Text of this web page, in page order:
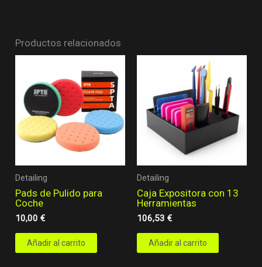
Productos relacionados
Detailing
Pads de Pulido para
Coche
10,00€
Añadir al carrito
Detailing
Caja Expositora con 13
Herramientas
106,53 €
Añadir al carrito